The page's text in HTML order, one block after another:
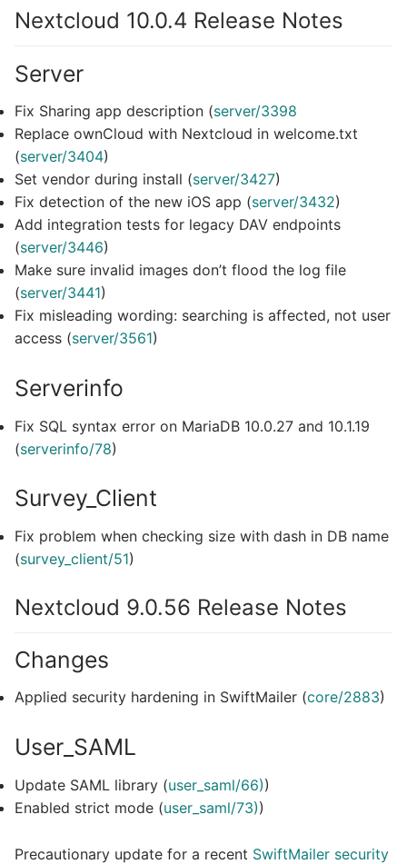
Nextcloud 10.0.4 Release Notes
Server
Fix Sharing app description (server/3398
Replace ownCloud with Nextcloud in welcome.txt
(server/3404)
Set vendor during install (server/3427)
Fix detection of the new iOS app (server/3432)
Add integration tests for legacy DAV endpoints
(server/3446)
Make sure invalid images don’t flood the log file
(server/3441)
Fix misleading wording: searching is affected, not user
access (server/3561)
Serverinfo
Fix SQL syntax error on MariaDB 10.0.27 and 10.1.19
(serverinfo/78)
Survey_Client
Fix problem when checking size with dash in DB name
(survey_client/51)
Nextcloud 9.0.56 Release Notes
Changes
Applied security hardening in SwiftMailer (core/2883)
User_SAML
Update SAML library (user_saml/66))
Enabled strict mode (user_saml/73))
Precautionary update for a recent SwiftMailer security